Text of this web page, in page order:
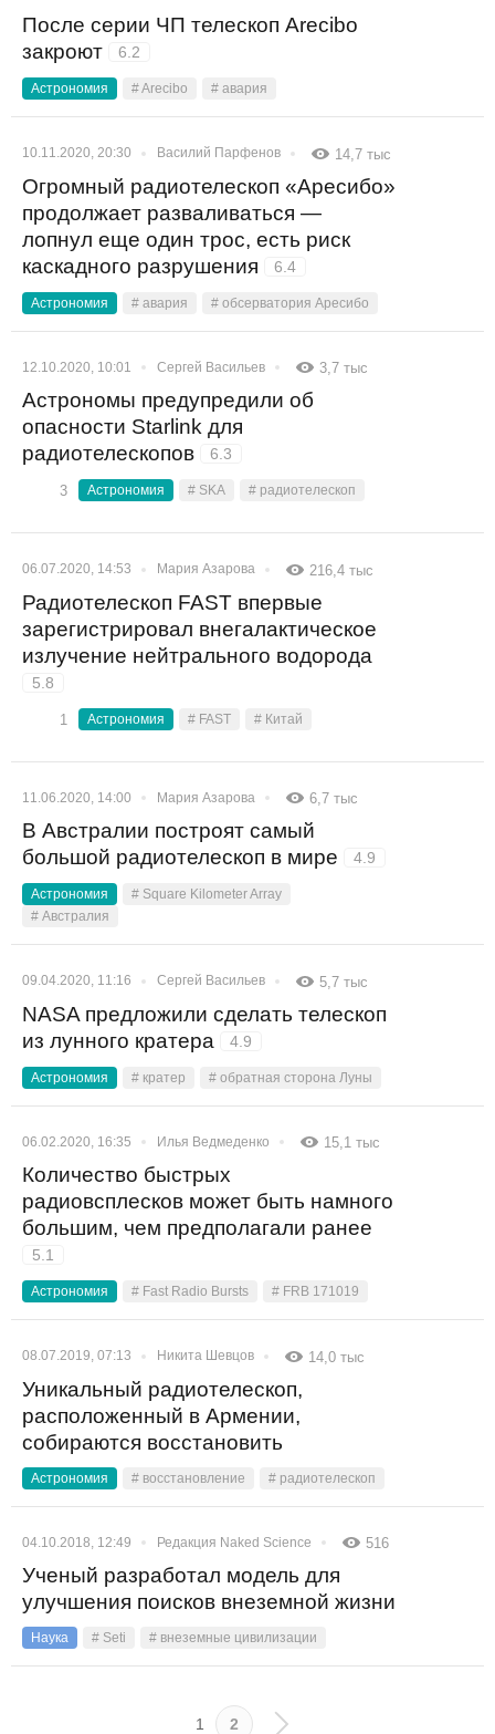
После серии ЧП телескоп Arecibo
закроют
6.2
Астрономия # Arecibo # авария
10.11.2020, 20:30 Василий Парфенов 14,7 тыс
Огромный радиотелескоп «Аресибо»
продолжает разваливаться —
лопнул еще один трос, есть риск
каскадного разрушения
6.4
Астрономия # авария # обсерватория Аресибо
12.10.2020, 10:01 Сергей Васильев 3,7 тыс
Астрономы предупредили об
опасности Starlink для
радиотелескопов
6.3
3 Астрономия # SKА # радиотелескоп
06.07.2020, 14:53 Мария Азарова 216,4 тыс
Радиотелескоп FAST впервые
зарегистрировал внегалактическое
излучение нейтрального водорода
5.8
1 Астрономия # FAST # Китай
11.06.2020, 14:00 Мария Азарова 6,7 тыс
В Австралии построят самый
большой радиотелескоп в мире
4.9
Астрономия
# Square Kilometer Array
# Австралия
09.04.2020, 11:16 Сергей Васильев 5,7 тыс
NASA предложили сделать телескоп
из лунного кратера
4.9
Астрономия # кратер # обратная сторона Луны
06.02.2020, 16:35 Илья Ведмеденко 15,1 тыс
Количество быстрых
радиовсплесков может быть намного
большим, чем предполагали ранее
5.1
Астрономия # Fast Radio Bursts # FRB 171019
08.07.2019, 07:13 Никита Шевцов 14,0 тыс
Уникальный радиотелескоп,
расположенный в Армении,
собираются восстановить
Астрономия # восстановление # радиотелескоп
04.10.2018, 12:49 Редакция Naked Science 516
Ученый разработал модель для
улучшения поисков внеземной жизни
Наука # Seti # внеземные цивилизации
1 2